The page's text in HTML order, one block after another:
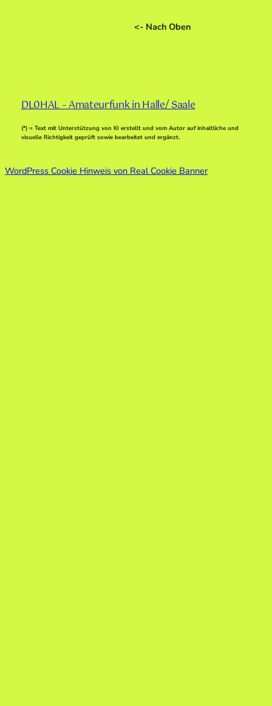
<- Nach Oben
DL0HAL – Amateurfunk in Halle/ Saale
(*) = Text mit Unterstützung von KI erstellt und vom Autor auf inhaltliche und
visuelle Richtigkeit geprüft sowie bearbeitet und ergänzt.
WordPress Cookie Hinweis von Real Cookie Banner